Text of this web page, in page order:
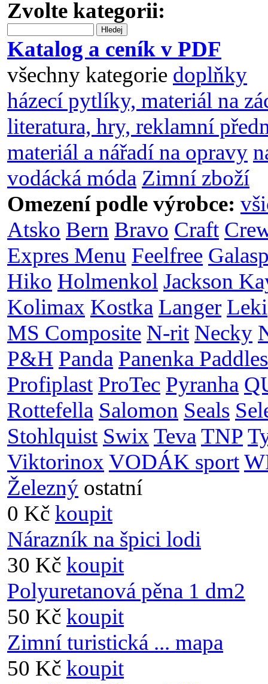
Zvolte kategorii:
Hledej
Katalog a ceník v PDF
všechny kategorie doplňky
házecí pytlíky, materiál na
literatura, hry, reklamní
materiál a nářadí na opravy
vodácká móda Zimní zboží
Omezení podle výrobce:
Atsko Bern Bravo Craft
Expres Menu Feelfree
Hiko Holmenkol Jackson
Kolimax Kostka Langer Leki
MS Composite N-rit Necky
P&H Panda Panenka Paddles
Profiplast ProTec Pyranha
Rottefella Salomon Seals
Stohlquist Swix Teva TNP
Viktorinox VODÁK sport
Železný ostatní
0 Kč koupit
Nárazník na špici lodi
30 Kč koupit
Polyuretanová pěna 1 dm2
50 Kč koupit
Zimní turistická ... mapa
50 Kč koupit